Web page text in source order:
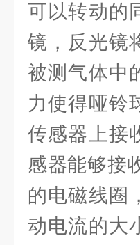
可以转动的
镜，反光镜
被测气体中
力使得哑铃
传感器上接
感器能够接
的电磁线圈
动电流的大